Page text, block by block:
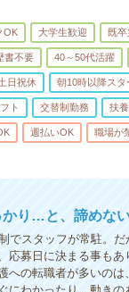
OK 大学生歓迎 既
書不要 40～50代活躍
日祝休 朝10時以降スタ
ト 交替制勤務 扶
週払いOK 職場が
り…と、諦めな
でスタッフが常駐。
応募日に決まる事も
の転職者が多いの